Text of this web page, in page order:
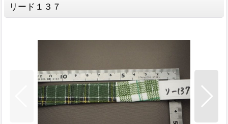
リード１３７